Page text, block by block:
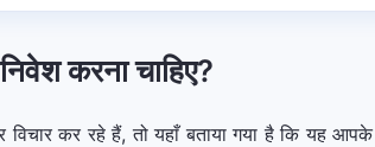
करना चाहिए?
विचार कर रहे हैं, तो यहाँ बताया गया है कि यह